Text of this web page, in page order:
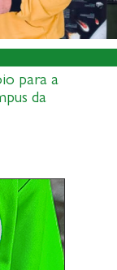
para a
da